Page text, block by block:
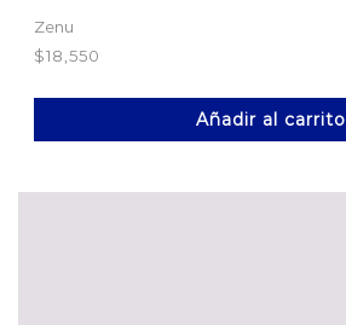
Zenu
$18,550
Añadir al carrito